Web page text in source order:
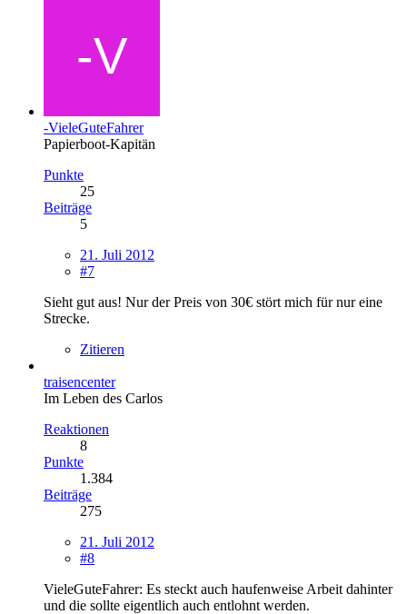
-VieleGuteFahrer
Papierboot-Kapitän
Punkte
25
Beiträge
5
21. Juli 2012
#7
Sieht gut aus! Nur der Preis von 30€ stört mich für nur eine
Strecke.
Zitieren
traisencenter
Im Leben des Carlos
Reaktionen
8
Punkte
1.384
Beiträge
275
21. Juli 2012
#8
VieleGuteFahrer: Es steckt auch haufenweise Arbeit dahinter
und die sollte eigentlich auch entlohnt werden.